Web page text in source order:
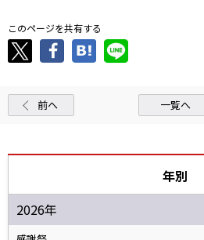
このページを共有する
前へ 一覧へ
年別
2026年